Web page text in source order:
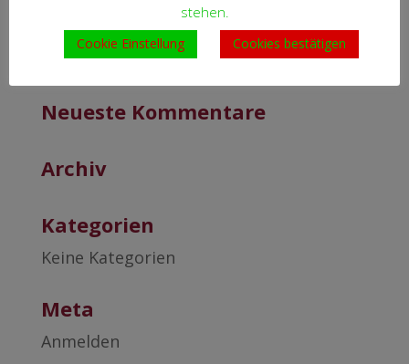
Neueste Kommentare
Archiv
Kategorien
Keine Kategorien
Meta
Anmelden
stehen.
Cookie Einstellung Cookies bestätigen